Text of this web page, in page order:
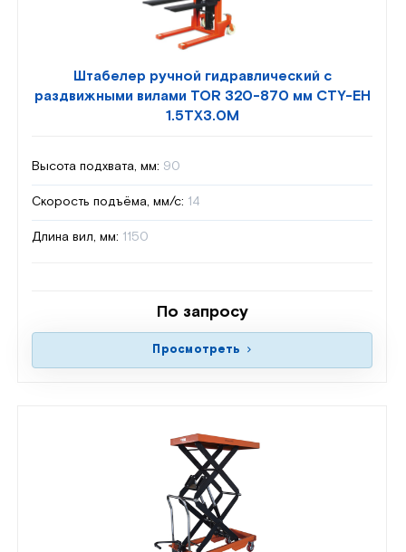
Штабелер ручной гидравлический с
раздвижными вилами TOR 320-870 мм CTY-EH
1.5TX3.0M
Высота подхвата, мм: 90
Скорость подъёма, мм/с: 14
Длина вил, мм: 1150
По запросу
Просмотреть